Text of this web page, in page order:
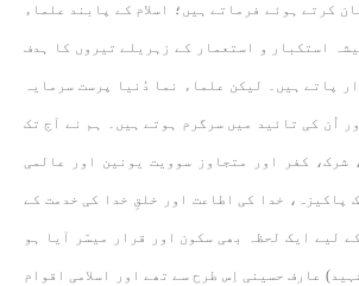
کرتے ہوئے فرماتے ہیں؛ اسلام کے پابند علماء
استکبار و استعمار کے زہریلے تیروں کا ہدف
پاتے ہیں۔ لیکن علماء نما دُنیا پرست سرمایہ
اُن کی تائید میں سرگرم ہوتے ہیں۔ ہم نے آج تک
کفر اور متجاوز سوویت یونین اور عالمی
پاکیزہ، خدا کی اطاعت اور خلقِ خدا کی خدمت کے
لیے ایک لحظہ بھی سکون اور قرار میسّر آیا ہو
عارف حسینی اِس طرح سے تھے اور اسلامی اقوام